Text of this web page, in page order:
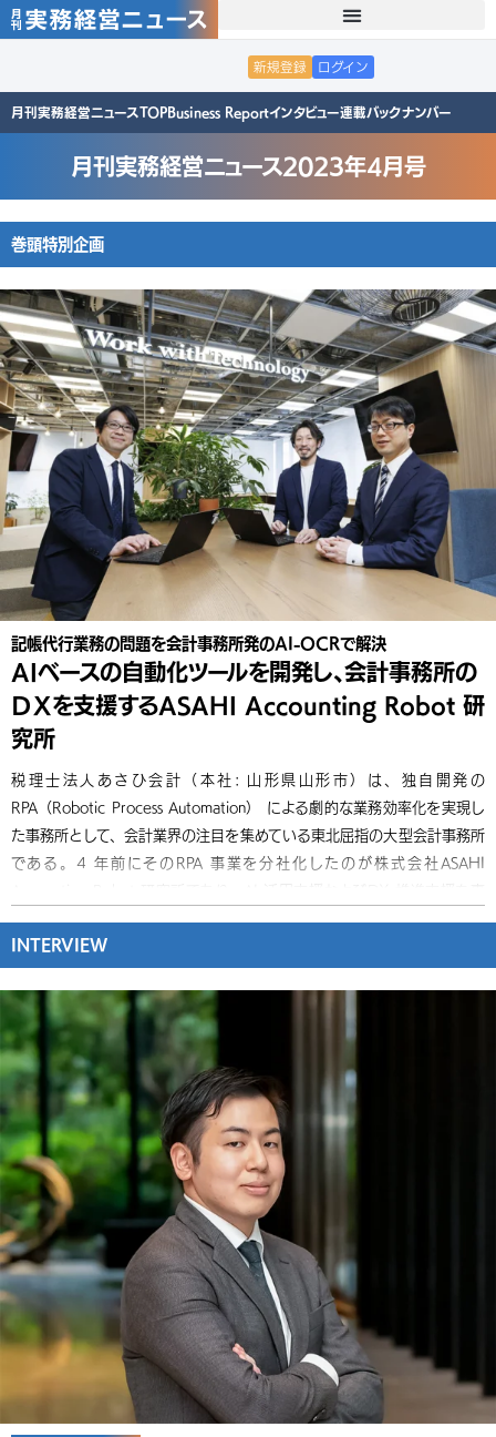
新規登録 ログイン
月刊実務経営ニュースTOPBusiness Reportインタビュー連載バックナンバー
月刊実務経営ニュース2023年4月号
巻頭特別企画
記帳代行業務の問題を会計事務所発のAI-OCRで解決
AIベースの自動化ツールを開発し、会計事務所の
ＤＸを支援するASAHI Accounting Robot 研
究所
税理士法人あさひ会計（本社: 山形県山形市）は、独自開発の
RPA（Robotic Process Automation） による劇的な業務効率化を実現し
た事務所として、会計業界の注目を集めている東北屈指の大型会計事務所
である。4 年前にそのRPA 事業を分社化したのが株式会社ASAHI
いる。今回の取材では、同社のCEO であさひ会計グループ統括代表社員
組みや、会計処理の自動化を支援するAI-OCR サービス「AISpectSR」の
概要などについてお話しいただいた。（写真撮影 市川法子）
INTERVIEW